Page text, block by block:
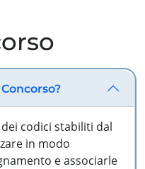
codici stabiliti dal
in modo
e associarle